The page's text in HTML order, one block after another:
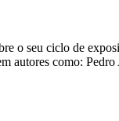
o seu ciclo de
autores como: